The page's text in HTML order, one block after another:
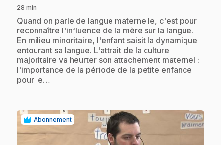
28 min
.Quand on parle de langue maternelle, c'est pour
reconnaître l'influence de la mère sur la langue.
En milieu minoritaire, l'enfant saisit la dynamique
entourant sa langue. L'attrait de la culture
majoritaire va heurter son attachement maternel :
l'importance de la période de la petite enfance
pour le…
Abonnement